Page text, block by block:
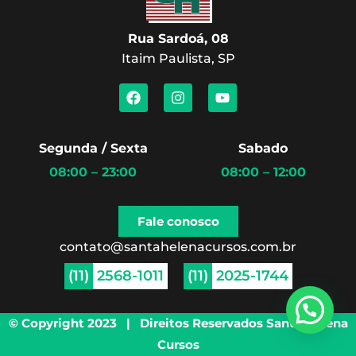
Rua Sardoá, 08
Itaim Paulista, SP
F
a
c
b
o
I
n
s
m
Y
o
u
e
Segunda / Sexta
08:00 – 23:00
Sabado
08:00 – 12:00
Fale conosco
contato@santahelenacursos.com.br
(11) 2568-1011 (11) 2025-1744
© Copyright 2023 | Direitos Reservados Santa Helena
Cursos